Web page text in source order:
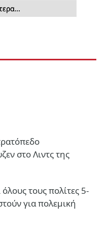
στο Λιντς της
τους πολίτες 5-
για πολεμική